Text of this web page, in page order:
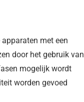
met een
door het gebruik van
mogelijk wordt
worden gevoed